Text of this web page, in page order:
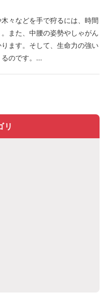
々などを手で狩るには、時間
また、中腰の姿勢やしゃがん
ます。そして、生命力の強い
のです。...
リ